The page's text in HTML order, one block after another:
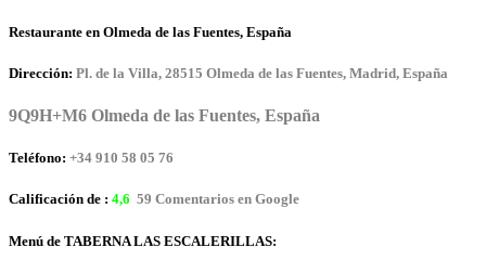
Restaurante en Olmeda de las Fuentes, España
Dirección: Pl. de la Villa, 28515 Olmeda de las Fuentes, Madrid, España
9Q9H+M6 Olmeda de las Fuentes, España
Teléfono: +34 910 58 05 76
Calificación de : 4,6 59 Comentarios en Google
Menú de TABERNA LAS ESCALERILLAS: